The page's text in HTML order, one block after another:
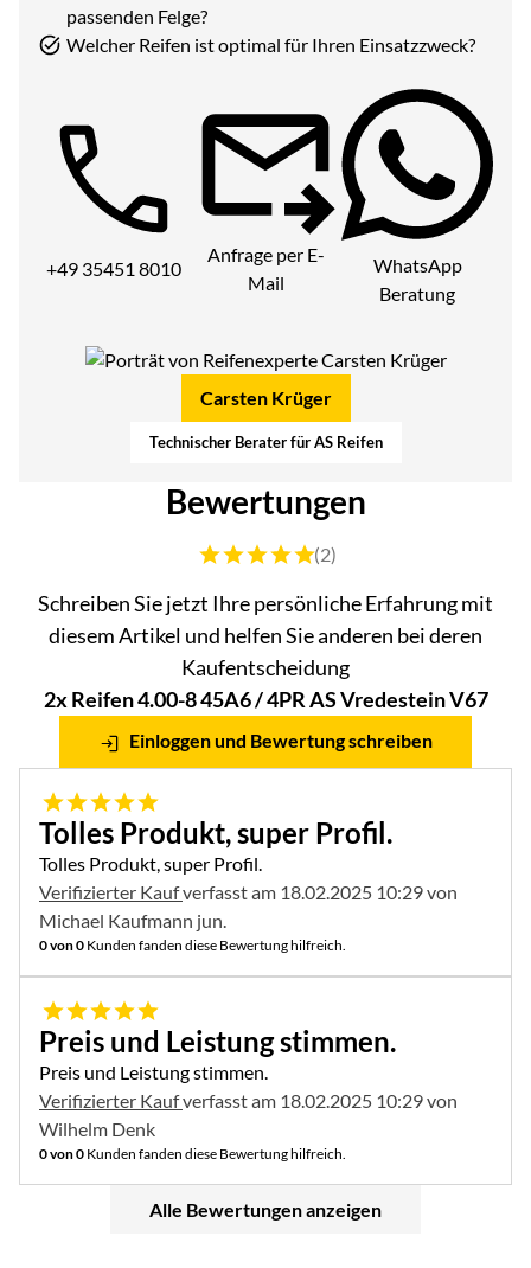
passenden Felge?
Welcher Reifen ist optimal für Ihren Einsatzzweck?
Telefon:
+49 35451 8010
Anfrage per E-
Mail
WhatsApp
Beratung
Carsten Krüger
Technischer Berater für AS Reifen
Bewertungen
Bewertung: 5 von 5 (2 Bewertungen)
(2)
Schreiben Sie jetzt Ihre persönliche Erfahrung mit
diesem Artikel und helfen Sie anderen bei deren
Kaufentscheidung
2x Reifen 4.00-8 45A6 / 4PR AS Vredestein V67
Einloggen und Bewertung schreiben
5 von 5
Tolles Produkt, super Profil.
Tolles Produkt, super Profil.
Verifizierter Kaufverfasst am 18.02.2025 10:29 von
Michael Kaufmann jun.
0 von 0 Kunden fanden diese Bewertung hilfreich.
5 von 5
Preis und Leistung stimmen.
Preis und Leistung stimmen.
Verifizierter Kaufverfasst am 18.02.2025 10:29 von
Wilhelm Denk
0 von 0 Kunden fanden diese Bewertung hilfreich.
Alle Bewertungen anzeigen